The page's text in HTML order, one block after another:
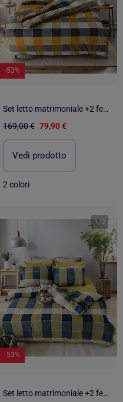
-53%
Set letto matrimoniale +2 federe 65x65 cm flanella di cotone
169,00 € 79,90 €
Vedi prodotto
2 colori
1 /2
-53%
Set letto matrimoniale +2 federe 65x65 cm flanella di cotone